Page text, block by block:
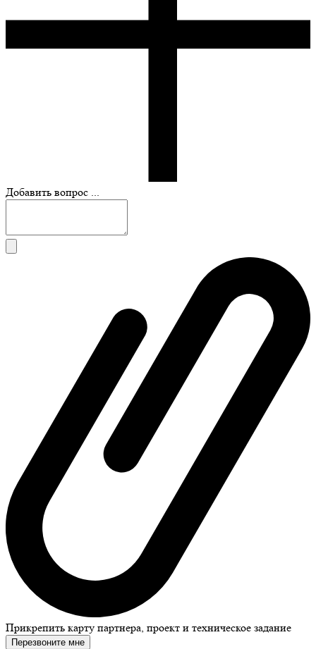
Добавить вопрос ...
Прикрепить карту партнера, проект и техническое задание
Перезвоните мне